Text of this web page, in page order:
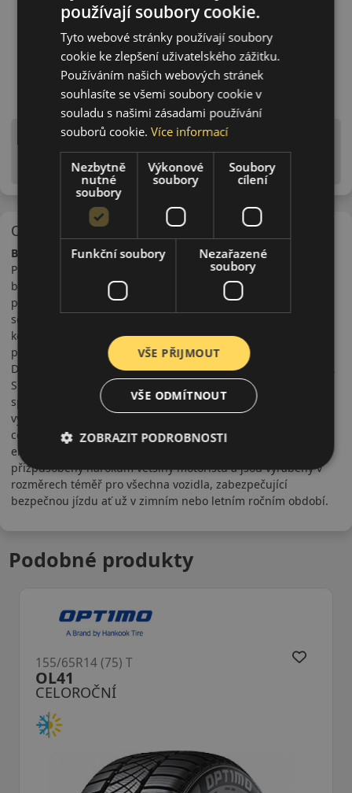
O značce
Barum
První fabrika na výrobu pneumatik v bývalém Československu
byla postavena v Otrokovicích v roce 1924. S výrobou
pneumatik pro osobní auta se začalo v roce 1934. V
současnosti patří značka Barum a také výrobní fabrika pod
koncern Continental. Po převzetí fabriky se začalo s její
přestavbou podle zkušeností německé mateřské společnosti.
Dnes je jedním z jejích nejmodernějších produkčních závodů.
Složení směsi pneumatiky a dezén jsou navrhovány ve
spolupráci s firmou Continental, což je zárukou kvality
výsledného produktu. Vedle tohoto jsou pneumatiky Barum
cenově srovnatelné s konkurenčními pneumatikami v
ekonomickém segmentu. Pneumatiky Barum jsou
přizpůsobeny nárokům většiny motoristů a jsou vyráběny v
rozměrech téměř pro všechna vozidla, zabezpečující
bezpečnou jízdu ať už v zimním nebo letním ročním období.
Upozornění! Hodnoty na štítku jsou pouze
informativního charakteru. Mohou být dodány pneumatiky
is EU štítky ve smyslu dosud platné (předchozí) legislativy.
Podobné produkty
155/65R14 (75) T
používají soubory cookie.
Tyto webové stránky používají soubory
cookie ke zlepšení uživatelského zážitku.
Používáním našich webových stránek
souhlasíte se všemi soubory cookie v
souladu s našimi zásadami používání
souborů cookie.Více informací
Nezbytně
nutné
soubory
Výkonové
soubory
Soubory
cílení
Funkční soubory
Nezařazené
soubory
VŠE PŘIJMOUT
VŠE ODMÍTNOUT
ZOBRAZIT PODROBNOSTI